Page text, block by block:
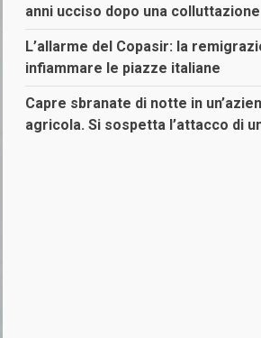
anni ucciso dopo una colluttazione
L’allarme del Copasir: la
infiammare le piazze italiane
Capre sbranate di notte in
agricola. Si sospetta l’attacco di